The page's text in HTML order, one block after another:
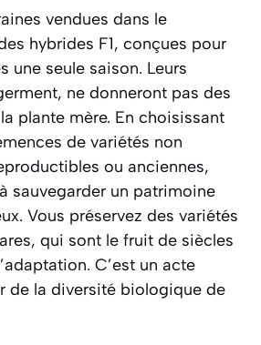
vendues dans le
hybrides F1, conçues pour
une seule saison. Leurs
ne donneront pas des
plante mère. En choisissant
de variétés non
ou anciennes,
sauvegarder un patrimoine
Vous préservez des variétés
qui sont le fruit de siècles
C’est un acte
de la diversité biologique de